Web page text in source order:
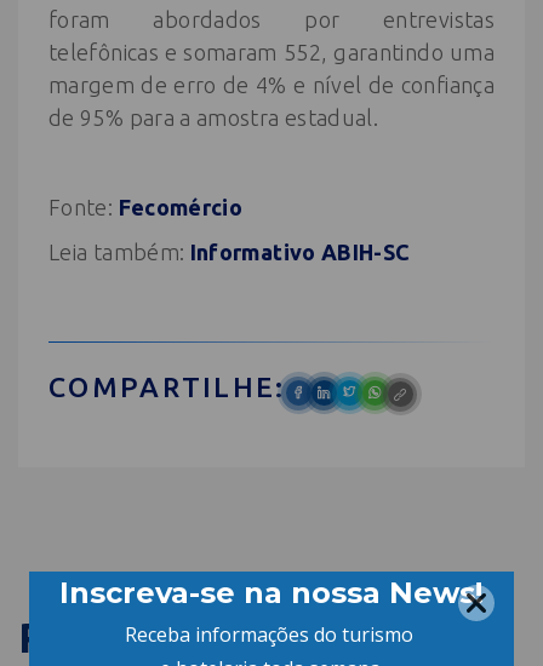
foram abordados por entrevistas
telefônicas e somaram 552, garantindo uma
margem de erro de 4% e nível de confiança
de 95% para a amostra estadual.
Fonte: Fecomércio
Leia também: Informativo ABIH-SC
COMPARTILHE:
PUBLICAÇÕES